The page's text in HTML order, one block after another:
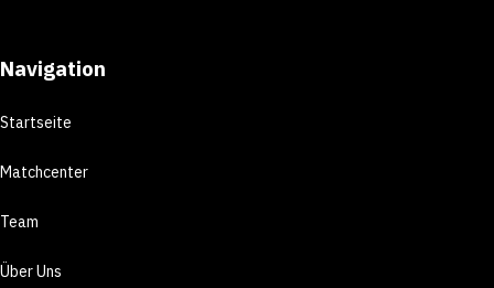
Navigation
Startseite
Matchcenter
Team
Über Uns